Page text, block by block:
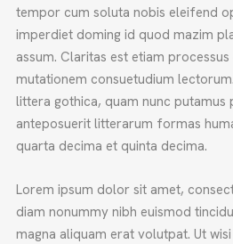
tempor cum soluta nobis eleifend
imperdiet doming id quod mazim
assum. Claritas est etiam
mutationem consuetudium
littera gothica, quam nunc putamus
anteposuerit litterarum formas
quarta decima et quinta decima.
Lorem ipsum dolor sit amet,
diam nonummy nibh euismod
magna aliquam erat volutpat. Ut